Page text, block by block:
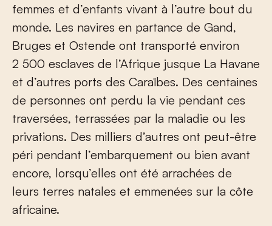
femmes et d’enfants vivant à l’autre bout du
monde. Les navires en partance de Gand,
Bruges et Ostende ont transporté environ
2 500 esclaves de l’Afrique jusque La Havane
et d’autres ports des Caraïbes. Des centaines
de personnes ont perdu la vie pendant ces
traversées, terrassées par la maladie ou les
privations. Des milliers d’autres ont peut-être
péri pendant l’embarquement ou bien avant
encore, lorsqu’elles ont été arrachées de
leurs terres natales et emmenées sur la côte
africaine.